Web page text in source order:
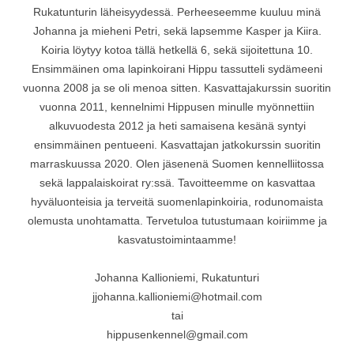
Rukatunturin läheisyydessä. Perheeseemme kuuluu minä
Johanna ja mieheni Petri, sekä lapsemme Kasper ja Kiira.
Koiria löytyy kotoa tällä hetkellä 6, sekä sijoitettuna 10.
Ensimmäinen oma lapinkoirani Hippu tassutteli sydämeeni
vuonna 2008 ja se oli menoa sitten. Kasvattajakurssin suoritin
vuonna 2011, kennelnimi Hippusen minulle myönnettiin
alkuvuodesta 2012 ja heti samaisena kesänä syntyi
ensimmäinen pentueeni. Kasvattajan jatkokurssin suoritin
marraskuussa 2020. Olen jäsenenä Suomen kennelliitossa
sekä lappalaiskoirat ry:ssä. Tavoitteemme on kasvattaa
hyväluonteisia ja terveitä suomenlapinkoiria, rodunomaista
olemusta unohtamatta. Tervetuloa tutustumaan koiriimme ja
kasvatustoimintaamme!
Johanna Kallioniemi, Rukatunturi
jjohanna.kallioniemi@hotmail.com
tai
hippusenkennel@gmail.com